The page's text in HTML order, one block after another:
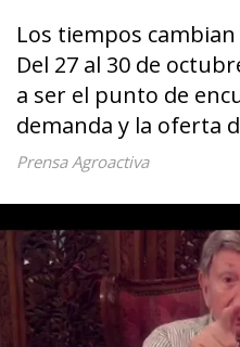
Los tiempos
Del 27 al 30 de
a ser el punto de
demanda y la oferta
Prensa Agroactiva